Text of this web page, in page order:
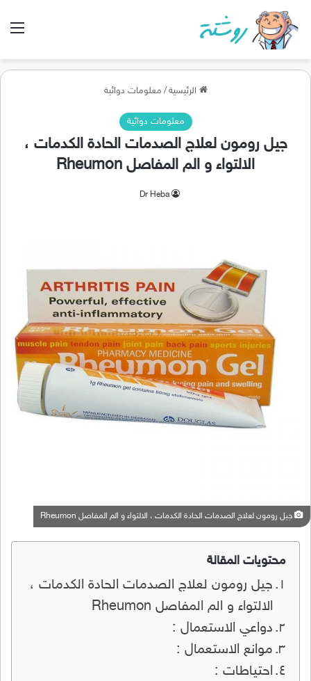
الرئيسية / معلومات دوائية
معلومات دوائية
جيل رومون لعلاج الصدمات الحادة الكدمات ،
الالتواء و الم المفاصل Rheumon
Dr Heba
جيل رومون لعلاج الصدمات الحادة الكدمات ، الالتواء و الم المفاصل Rheumon
محتويات المقالة
جيل رومون لعلاج الصدمات الحادة الكدمات ،
الالتواء و الم المفاصل Rheumon
دواعي الاستعمال :
موانع الاستعمال :
احتياطات :